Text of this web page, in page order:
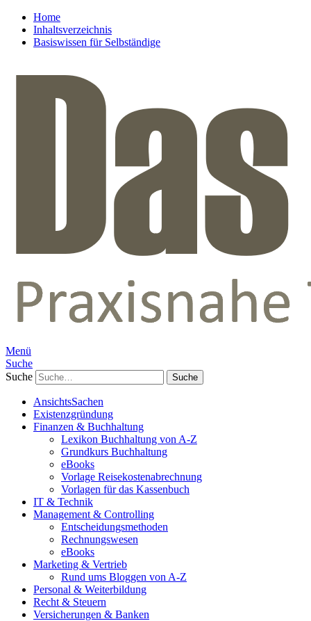
Home
Inhaltsverzeichnis
Basiswissen für Selbständige
Menü
Suche
Suche
AnsichtsSachen
Existenzgründung
Finanzen & Buchhaltung
Lexikon Buchhaltung von A-Z
Grundkurs Buchhaltung
eBooks
Vorlage Reisekostenabrechnung
Vorlagen für das Kassenbuch
IT & Technik
Management & Controlling
Entscheidungsmethoden
Rechnungswesen
eBooks
Marketing & Vertrieb
Rund ums Bloggen von A-Z
Personal & Weiterbildung
Recht & Steuern
Versicherungen & Banken